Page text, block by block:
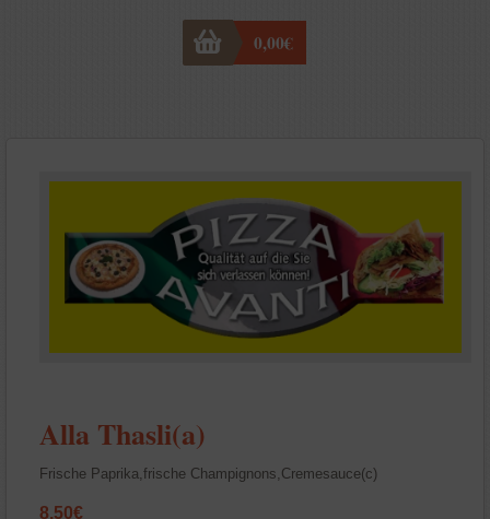
0,00€
Alla Thasli(a)
Frische Paprika,frische Champignons,Cremesauce(c)
8,50€